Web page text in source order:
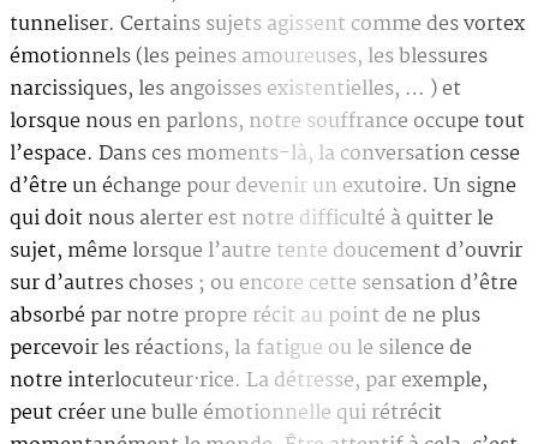
tunneliser. Certains sujets agissent comme des vortex
émotionnels (les peines amoureuses, les blessures
narcissiques, les angoisses existentielles, … ) et
lorsque nous en parlons, notre souffrance occupe tout
l’espace. Dans ces moments-là, la conversation cesse
d’être un échange pour devenir un exutoire. Un signe
qui doit nous alerter est notre difficulté à quitter le
sujet, même lorsque l’autre tente doucement d’ouvrir
sur d’autres choses ; ou encore cette sensation d’être
absorbé par notre propre récit au point de ne plus
percevoir les réactions, la fatigue ou le silence de
notre interlocuteur·rice. La détresse, par exemple,
peut créer une bulle émotionnelle qui rétrécit